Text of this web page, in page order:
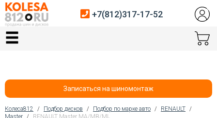
Главная
Автосервис
+7(812)317-17-52
Записаться на шиномонтаж
Колеса812 / Подбор дисков / Подбор по марке авто / RENAULT /
Master / RENAULT Master MA/MB/ML